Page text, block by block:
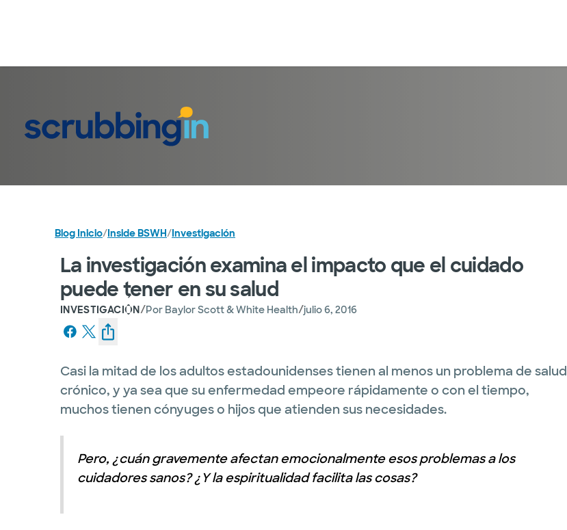
Blog Inicio/Inside BSWH/Investigación
La investigación examina el impacto que el cuidado
puede tener en su salud
INVESTIGACIÓN/Por Baylor Scott & White Health/julio 6, 2016
Casi la mitad de los adultos estadounidenses tienen al menos un problema de salud
crónico, y ya sea que su enfermedad empeore rápidamente o con el tiempo,
muchos tienen cónyuges o hijos que atienden sus necesidades.
Pero, ¿cuán gravemente afectan emocionalmente esos problemas a los
cuidadores sanos? ¿Y la espiritualidad facilita las cosas?